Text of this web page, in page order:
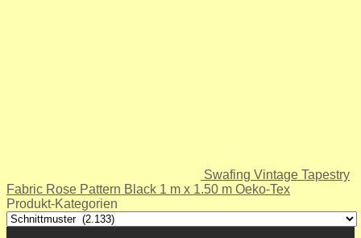
Swafing Vintage Tapestry
Fabric Rose Pattern Black 1 m x 1.50 m Oeko-Tex
Produkt-Kategorien